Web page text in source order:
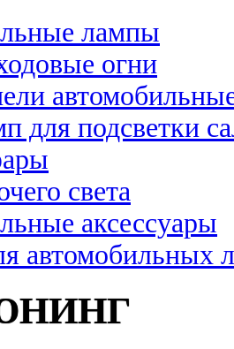
лампы
огни
для подсветки
света
аксессуары
автомобильных